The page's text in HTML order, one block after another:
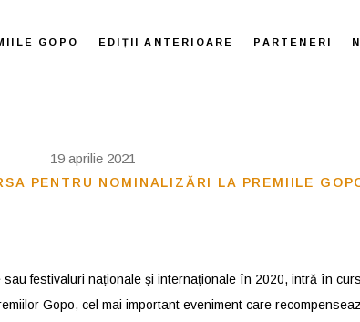
GOPO EDIȚII ANTERIOARE PARTENERI
19 aprilie 2021
PENTRU NOMINALIZĂRI LA PREMIILE
festivaluri naționale și internaționale în 2020, intră în
Gopo, cel mai important eveniment care